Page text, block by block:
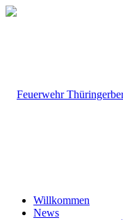
Willkommen
News